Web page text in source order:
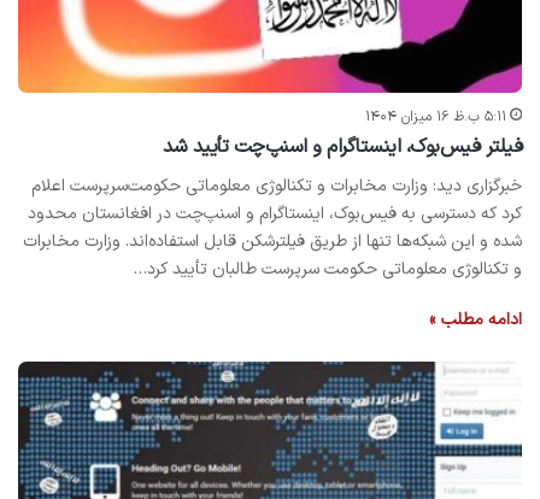
۵:۱۱ ب.ظ ۱۶ میزان ۱۴۰۴
فیلتر فیس‌بوک، اینستاگرام و اسنپ‌چت تأیید شد
خبرگزاری دید: وزارت مخابرات و تکنالوژی معلوماتی حکومت‌سرپرست اعلام
کرد که دسترسی به فیس‌بوک، اینستاگرام و اسنپ‌چت در افغانستان محدود
شده و این شبکه‌ها تنها از طریق فیلترشکن قابل استفاده‌اند. وزارت مخابرات
و تکنالوژی معلوماتی حکومت سرپرست طالبان تأیید کرد…
ادامه مطلب »